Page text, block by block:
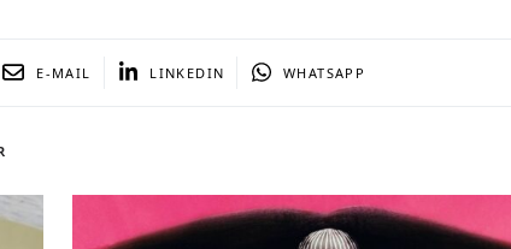
E-MAIL LINKEDIN WHATSAPP